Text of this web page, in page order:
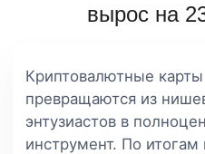
вырос на
Криптовалютные
превращаются из
энтузиастов в
инструмент. По